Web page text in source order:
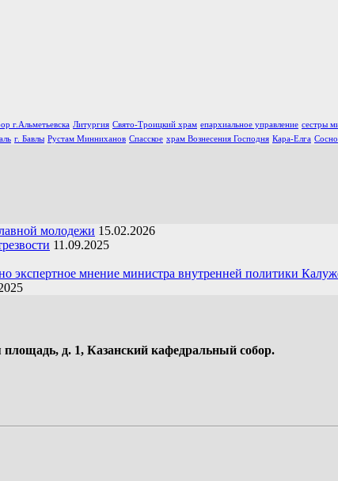
г.Альметьевска Литургия Свято-Троицкий храм епархиальное управление сестры
г. Бавлы Рустам Минниханов Спасское храм Вознесения Господня Кара-Елга
молодежи 15.02.2026
11.09.2025
экспертное мнение министра внутренней политики
площадь, д. 1, Казанский кафедральный собор.